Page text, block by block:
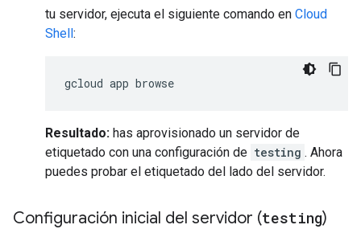
tu servidor, ejecuta el siguiente comando en Cloud
Shell:
gcloud app browse
Resultado: has aprovisionado un servidor de
etiquetado con una configuración de testing . Ahora
puedes probar el etiquetado del lado del servidor.
Configuración inicial del servidor (testing)